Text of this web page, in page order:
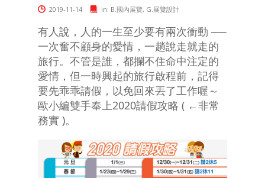
2019-11-14 in: B.國內展覽, G.展覽設計
有人說，人的一生至少要有兩次衝動 ──
一次奮不顧身的愛情，一趟說走就走的
旅行。不管是誰，都攔不住命中注定的
愛情，但一時興起的旅行啟程前，記得
要先乖乖請假，以免回來丟了工作喔～
歐小編雙手奉上2020請假攻略 ( ←非常
務實 )。